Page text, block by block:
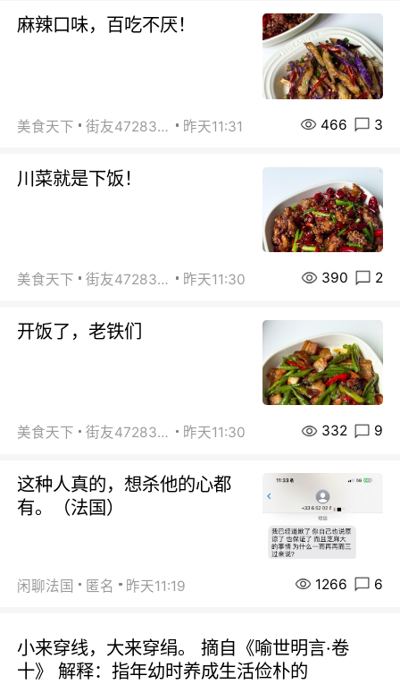
麻辣口味，百吃不厌！
美食天下 街友472838572 昨天11:31 466 3
川菜就是下饭！
美食天下 街友472838572 昨天11:30 390 2
开饭了，老铁们
美食天下 街友472838572 昨天11:30 332 9
这种人真的，想杀他的心都
有。（法国）
闲聊法国 匿名 昨天11:19 1266 6
小来穿线，大来穿绢。 摘自《喻世明言·卷
十》 解释：指年幼时养成生活俭朴的